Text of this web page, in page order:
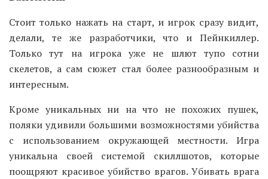
Стоит только нажать на старт, и игрок сразу видит,
делали, те же разработчики, что и Пейнкиллер.
Только тут на игрока уже не шлют тупо сотни
скелетов, а сам сюжет стал более разнообразным и
интересным.
Кроме уникальных ни на что не похожих пушек,
поляки удивили большими возможностями убийства
с использованием окружающей местности. Игра
уникальна своей системой скиллшотов, которые
поощряют красивое убийство врагов. Убивать врага